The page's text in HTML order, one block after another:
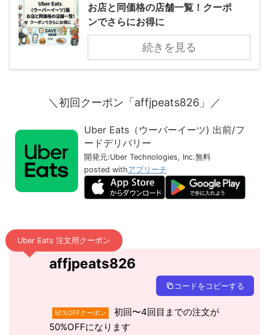
お店と同価格の店舗一覧！クーポ
ンでさらにお得に
続きを見る
＼初回クーポン「affjpeats826」／
Uber Eats（ウーバーイーツ) 出前/フ
ードデリバリー
開発元:Uber Technologies, Inc.無料
posted withアプリーチ
Uber Eats 注文用クーポン
affjpeats826
コードをコピーする
50%OFFクーポン
初回〜4回目までの注文が
50%OFFになります